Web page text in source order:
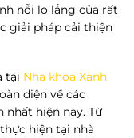
nỗi lo lắng của rất
giải pháp cải thiện
tại Nha khoa Xanh
diện về các
nhất hiện nay. Từ
hiện tại nhà